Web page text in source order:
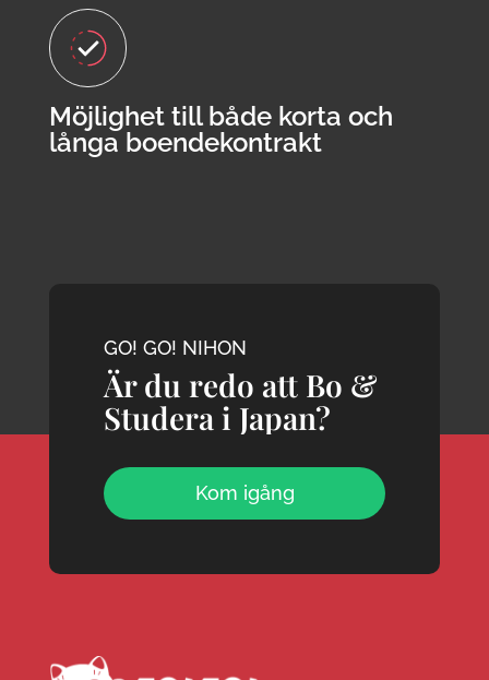
Möjlighet till både korta och
långa boendekontrakt
GO! GO! NIHON
Är du redo att Bo &
Studera i Japan?
Kom igång